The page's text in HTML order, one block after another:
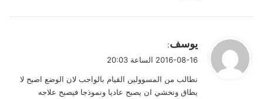
ل
يوسف:
2016-08-16 الساعة 20:03
نطالب من المسوولين القيام بالواجب لان الوضع اصبح لا
يطاق ونخشي ان يصبح عاديا ونموذجا فيصبح علاجه